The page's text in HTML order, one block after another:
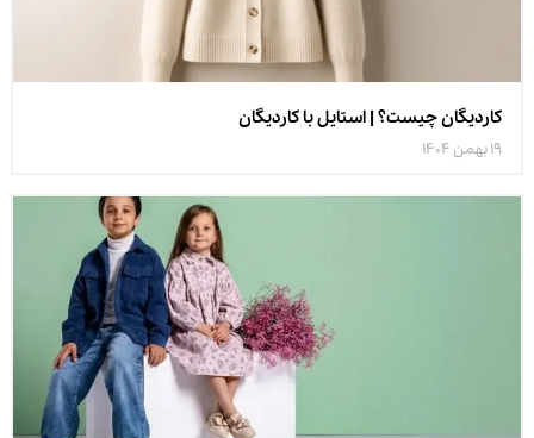
کاردیگان چیست؟ | استایل با کاردیگان
19 بهمن 1404